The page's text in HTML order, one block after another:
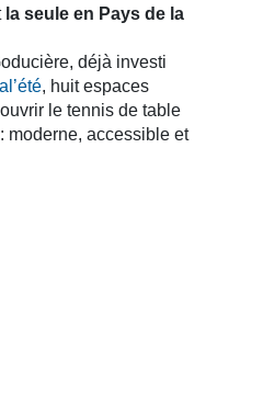
la seule en Pays de la
déjà investi
, huit espaces
le tennis de table
moderne, accessible et